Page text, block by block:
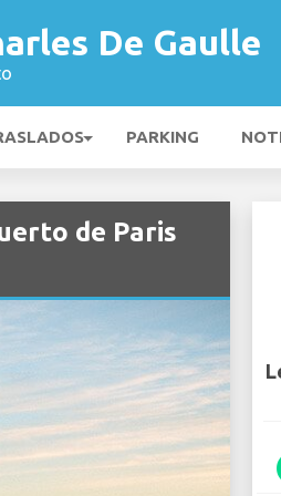
De Gaulle
PARKING
de Paris